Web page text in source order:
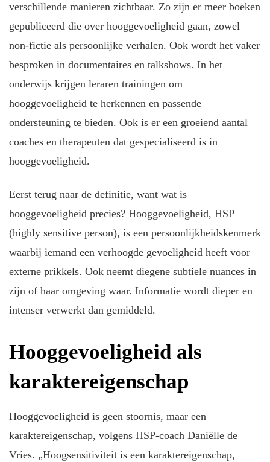
verschillende manieren zichtbaar. Zo zijn er meer boeken
gepubliceerd die over hooggevoeligheid gaan, zowel
non-fictie als persoonlijke verhalen. Ook wordt het vaker
besproken in documentaires en talkshows. In het
onderwijs krijgen leraren trainingen om
hooggevoeligheid te herkennen en passende
ondersteuning te bieden. Ook is er een groeiend aantal
coaches en therapeuten dat gespecialiseerd is in
hooggevoeligheid.
Eerst terug naar de definitie, want wat is
hooggevoeligheid precies? Hooggevoeligheid, HSP
(highly sensitive person), is een persoonlijkheidskenmerk
waarbij iemand een verhoogde gevoeligheid heeft voor
externe prikkels. Ook neemt diegene subtiele nuances in
zijn of haar omgeving waar. Informatie wordt dieper en
intenser verwerkt dan gemiddeld.
Hooggevoeligheid als
karaktereigenschap
Hooggevoeligheid is geen stoornis, maar een
karaktereigenschap, volgens HSP-coach Daniëlle de
Vries. „Hoogsensitiviteit is een karaktereigenschap,